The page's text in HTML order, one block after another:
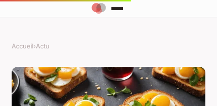
Accueil›Actu